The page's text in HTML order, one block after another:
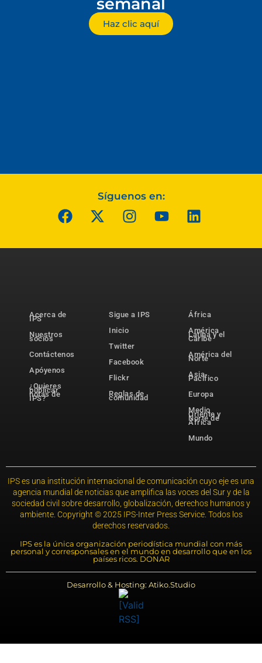
semanal
Haz clic aquí
Síguenos en:
Acerca de
IPS
Nuestros
socios
Contáctenos
Apóyenos
¿Quieres
publicar
notas de
IPS?
Sigue a IPS
Inicio
Twitter
Facebook
Flickr
Reglas de
comunidad
África
América
Latina y el
Caribe
América del
Norte
Asia-
Pacífico
Europa
Medio
Oriente y
Norte de
África
Mundo
IPS es una institución internacional de comunicación cuyo eje es una
agencia mundial de noticias que amplifica las voces del Sur y de la
sociedad civil sobre desarrollo, globalización, derechos humanos y
ambiente. Copyright © 2025 IPS-Inter Press Service. Todos los
derechos reservados.
IPS es la única organización periodística mundial con más
personal y corresponsales en el mundo en desarrollo que en los
países ricos. DONAR
Desarrollo & Hosting: Atiko.Studio